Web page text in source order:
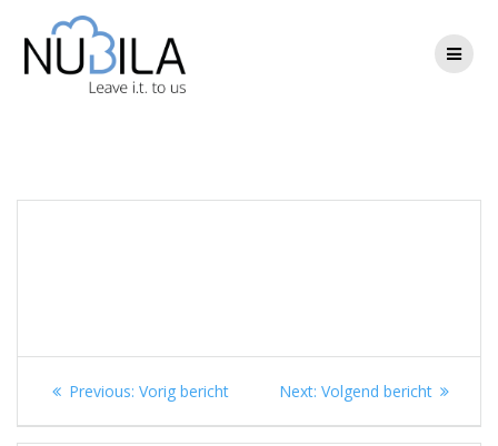
Berichtnavigatie
Previous: Previous
Vorig bericht Next: Next
Volgend bericht